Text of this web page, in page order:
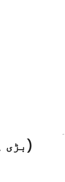
Uses of Chebulic Myrobalan (Bari Har – بڑی ہڑ)